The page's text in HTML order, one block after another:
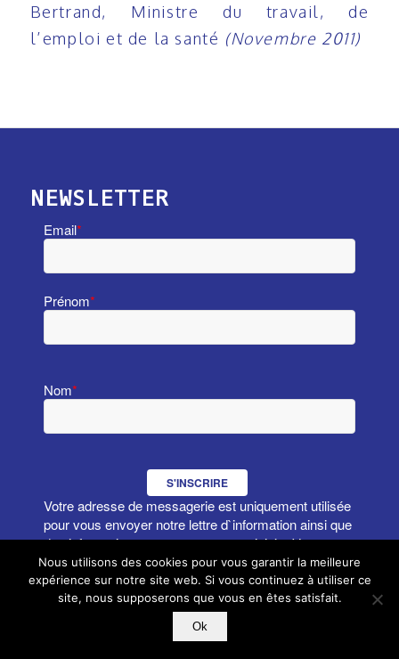
Bertrand, Ministre du travail, de
l’emploi et de la santé (Novembre 2011)
NEWSLETTER
Email*
Prénom*
Nom*
S'INSCRIRE
Votre adresse de messagerie est uniquement utilisée
pour vous envoyer notre lettre d`information ainsi que
des informations concernant nos activités. Vous
pouvez à tout moment utiliser le lien de
désabonnement intégré dans la newsletter.
Nous utilisons des cookies pour vous garantir la meilleure
expérience sur notre site web. Si vous continuez à utiliser ce
site, nous supposerons que vous en êtes satisfait.
Ok